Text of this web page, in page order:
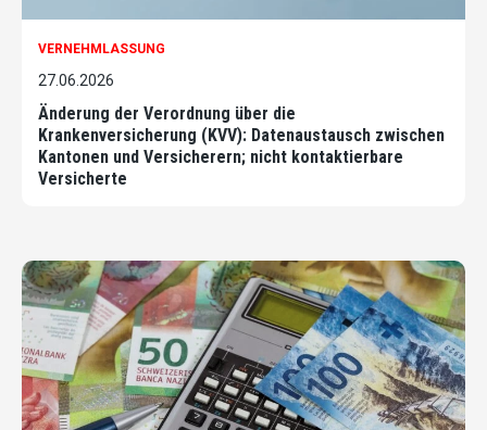
VERNEHMLASSUNG
27.06.2026
Änderung der Verordnung über die
Krankenversicherung (KVV): Datenaustausch zwischen
Kantonen und Versicherern; nicht kontaktierbare
Versicherte